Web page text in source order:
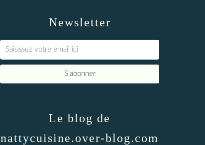
Newsletter
Le blog de
nattycuisine.over-blog.com